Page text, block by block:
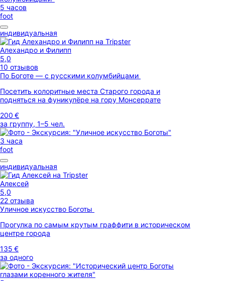
5 часов
foot
индивидуальная
Алехандро и Филипп
5,0
10 отзывов
По Боготе — с русскими колумбийцами
Посетить колоритные места Старого города и
подняться на фуникулёре на гору Монсеррате
200 €
за группу, 1–5 чел.
3 часа
foot
индивидуальная
Алексей
5,0
22 отзыва
Уличное искусство Боготы
Прогулка по самым крутым граффити в историческом
центре города
135 €
за одного